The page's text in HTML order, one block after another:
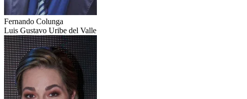
Fernando Colunga
Luis Gustavo Uribe del Valle